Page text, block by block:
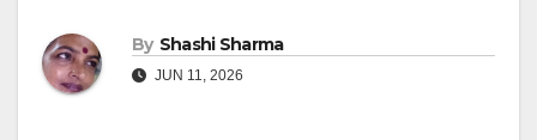
By Shashi Sharma
JUN 11, 2026